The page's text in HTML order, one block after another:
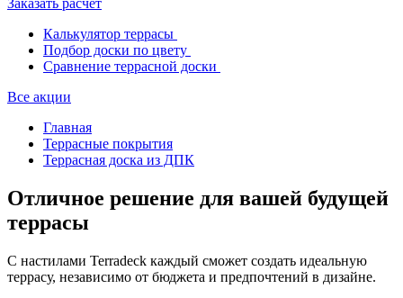
Заказать расчет
Калькулятор террасы
Подбор доски по цвету
Сравнение террасной доски
Все акции
Главная
Террасные покрытия
Террасная доска из ДПК
Отличное решение для вашей будущей
террасы
С настилами Terradeck каждый сможет создать идеальную
террасу, независимо от бюджета и предпочтений в дизайне.